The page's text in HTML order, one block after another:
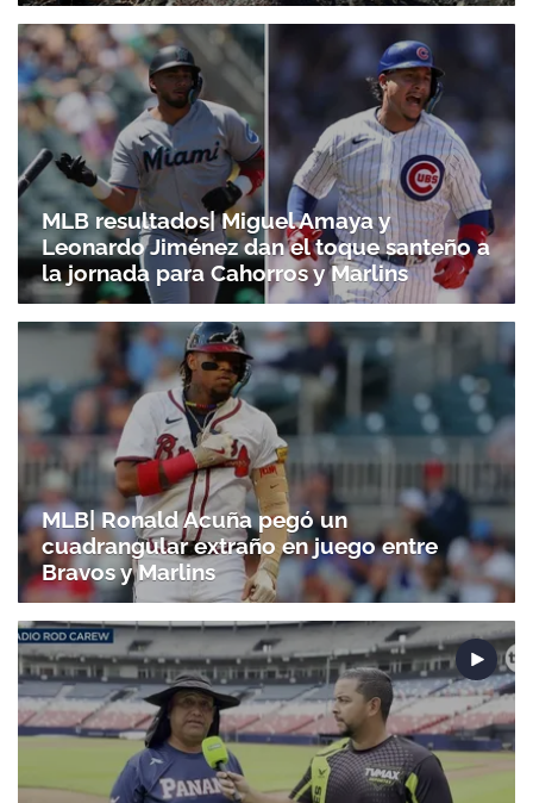
MLB resultados| Miguel Amaya y
Leonardo Jiménez dan el toque santeño a
la jornada para Cahorros y Marlins
MLB| Ronald Acuña pegó un
cuadrangular extraño en juego entre
Bravos y Marlins